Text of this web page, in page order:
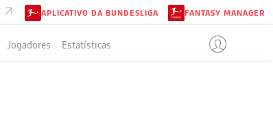
APLICATIVO DA BUNDESLIGA FANTASY MANAGER
Jogadores Estatísticas